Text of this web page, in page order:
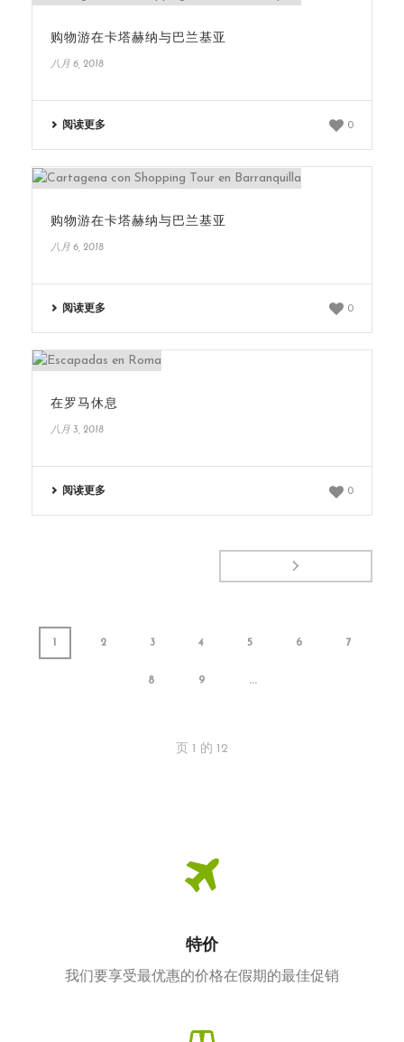
购物游在卡塔赫纳与巴兰基亚
八月 6, 2018
阅读更多 0
购物游在卡塔赫纳与巴兰基亚
八月 6, 2018
阅读更多 0
在罗马休息
八月 3, 2018
阅读更多 0
1 2 3 4 5 6 7
8 9 ...
页 1 的 12
特价
我们要享受最优惠的价格在假期的最佳促销